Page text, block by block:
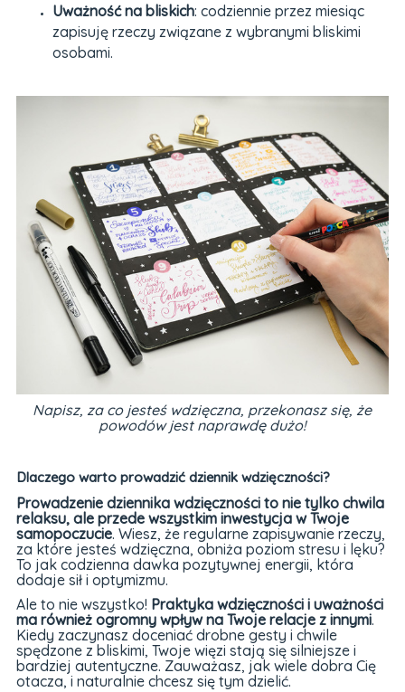
Uważność na bliskich: codziennie przez miesiąc
zapisuję rzeczy związane z wybranymi bliskimi
osobami.
Napisz, za co jesteś wdzięczna, przekonasz się, że
powodów jest naprawdę dużo!
Dlaczego warto prowadzić dziennik wdzięczności?
Prowadzenie dziennika wdzięczności to nie tylko chwila
relaksu, ale przede wszystkim inwestycja w Twoje
samopoczucie. Wiesz, że regularne zapisywanie rzeczy,
za które jesteś wdzięczna, obniża poziom stresu i lęku?
To jak codzienna dawka pozytywnej energii, która
dodaje sił i optymizmu.
Ale to nie wszystko! Praktyka wdzięczności i uważności
ma również ogromny wpływ na Twoje relacje z innymi.
Kiedy zaczynasz doceniać drobne gesty i chwile
spędzone z bliskimi, Twoje więzi stają się silniejsze i
bardziej autentyczne. Zauważasz, jak wiele dobra Cię
otacza, i naturalnie chcesz się tym dzielić.